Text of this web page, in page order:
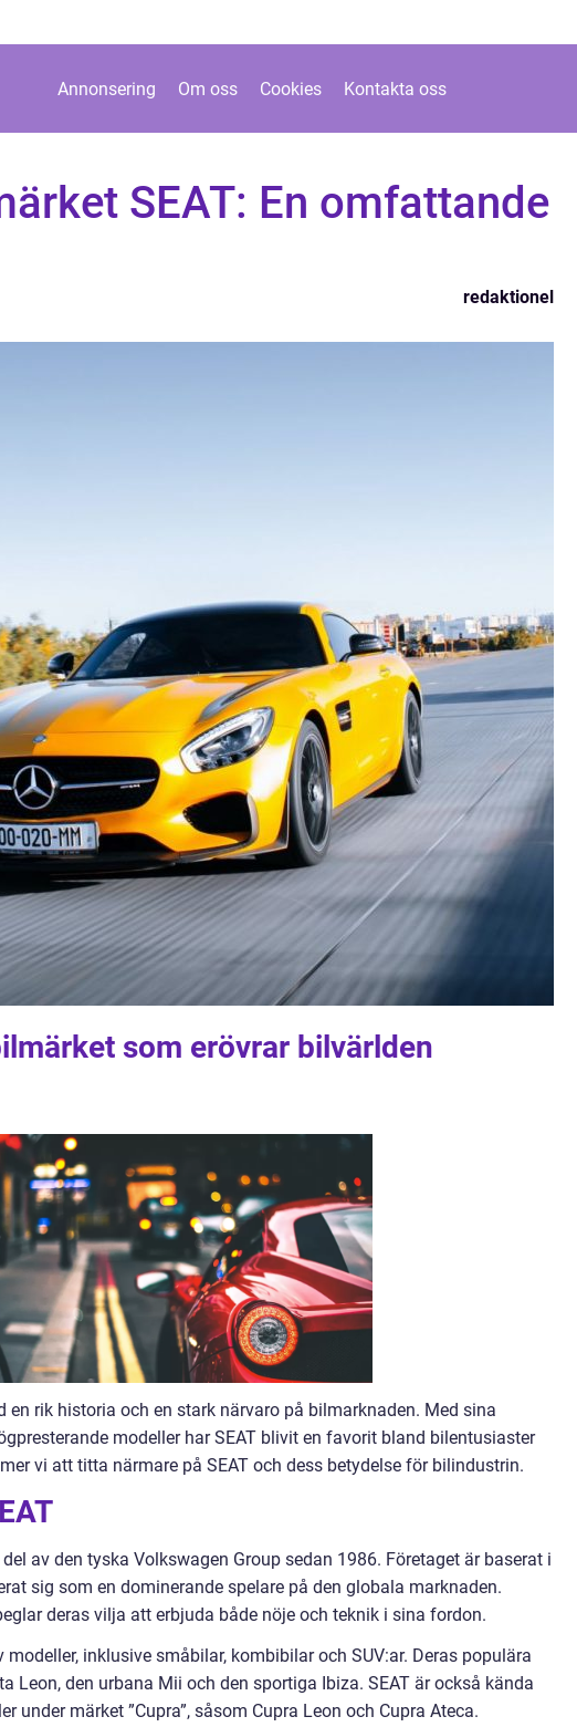
Annonsering Om oss Cookies Kontakta oss
SEAT: En omfattande
redaktionel
som erövrar bilvärlden
en rik historia och en stark närvaro på bilmarknaden. Med sina
modeller har SEAT blivit en favorit bland bilentusiaster
vi att titta närmare på SEAT och dess betydelse för bilindustrin.
av den tyska Volkswagen Group sedan 1986. Företaget är baserat i
sig som en dominerande spelare på den globala marknaden.
deras vilja att erbjuda både nöje och teknik i sina fordon.
modeller, inklusive småbilar, kombibilar och SUV:ar. Deras populära
Leon, den urbana Mii och den sportiga Ibiza. SEAT är också kända
under märket ”Cupra”, såsom Cupra Leon och Cupra Ateca.